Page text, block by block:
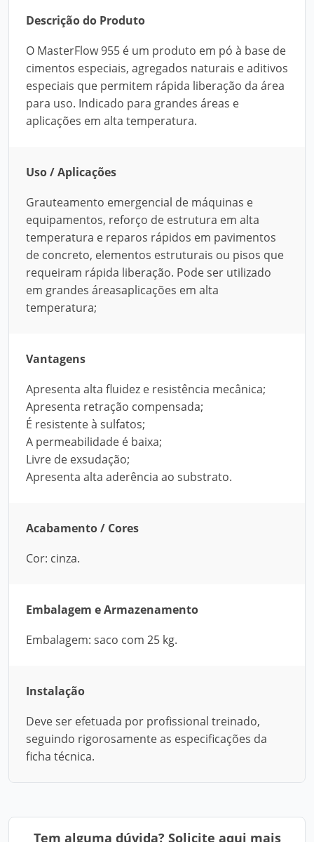
Descrição do Produto
O MasterFlow 955 é um produto em pó à base de
cimentos especiais, agregados naturais e aditivos
especiais que permitem rápida liberação da área
para uso. Indicado para grandes áreas e
aplicações em alta temperatura.
Uso / Aplicações
Grauteamento emergencial de máquinas e
equipamentos, reforço de estrutura em alta
temperatura e reparos rápidos em pavimentos
de concreto, elementos estruturais ou pisos que
requeiram rápida liberação. Pode ser utilizado
em grandes áreasaplicações em alta
temperatura;
Vantagens
Apresenta alta fluidez e resistência mecânica;
Apresenta retração compensada;
É resistente à sulfatos;
A permeabilidade é baixa;
Livre de exsudação;
Apresenta alta aderência ao substrato.
Acabamento / Cores
Cor: cinza.
Embalagem e Armazenamento
Embalagem: saco com 25 kg.
Instalação
Deve ser efetuada por profissional treinado,
seguindo rigorosamente as especificações da
ficha técnica.
Tem alguma dúvida? Solicite aqui mais